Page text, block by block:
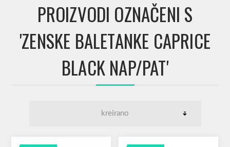
PROIZVODI OZNAČENI S
'ZENSKE BALETANKE CAPRICE
BLACK NAP/PAT'